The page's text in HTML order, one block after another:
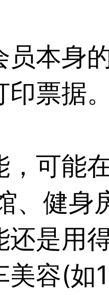
本身
票据。
可能
、健身
是用
容(如